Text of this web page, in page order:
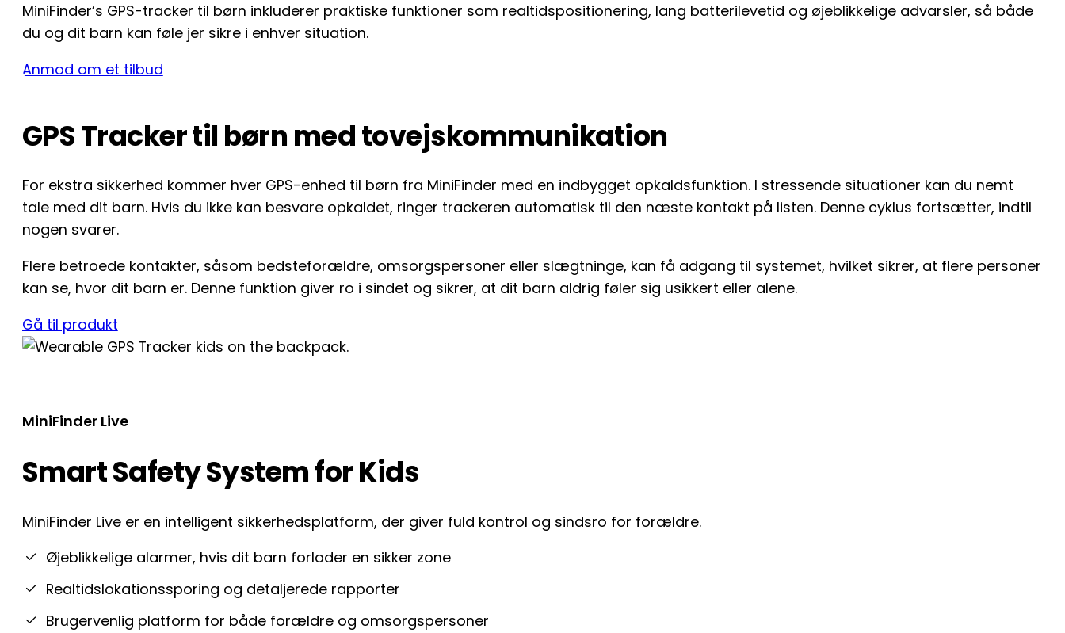
MiniFinder’s GPS-tracker til børn inkluderer praktiske funktioner som realtidspositionering, lang batterilevetid og øjeblikkelige advarsler, så både
du og dit barn kan føle jer sikre i enhver situation.
Anmod om et tilbud
GPS Tracker til børn med tovejskommunikation
For ekstra sikkerhed kommer hver GPS-enhed til børn fra MiniFinder med en indbygget opkaldsfunktion. I stressende situationer kan du nemt
tale med dit barn. Hvis du ikke kan besvare opkaldet, ringer trackeren automatisk til den næste kontakt på listen. Denne cyklus fortsætter, indtil
nogen svarer.
Flere betroede kontakter, såsom bedsteforældre, omsorgspersoner eller slægtninge, kan få adgang til systemet, hvilket sikrer, at flere personer
kan se, hvor dit barn er. Denne funktion giver ro i sindet og sikrer, at dit barn aldrig føler sig usikkert eller alene.
Gå til produkt
MiniFinder Live
Smart Safety System for Kids
MiniFinder Live er en intelligent sikkerhedsplatform, der giver fuld kontrol og sindsro for forældre.
Øjeblikkelige alarmer, hvis dit barn forlader en sikker zone
Realtidslokationssporing og detaljerede rapporter
Brugervenlig platform for både forældre og omsorgspersoner